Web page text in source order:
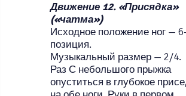
Движение 12. «Присядка»
(«чатма»)
Исходное положение ног —
позиция.
Музыкальный размер — 2/4.
Раз С небольшого прыжка
опуститься в глубокое